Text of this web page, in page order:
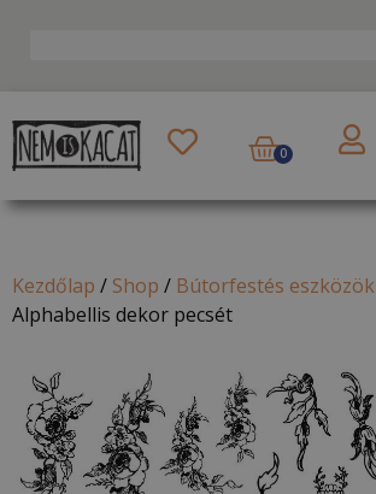
0
Kezdőlap / Shop / Bútorfestés eszközök
Alphabellis dekor pecsét